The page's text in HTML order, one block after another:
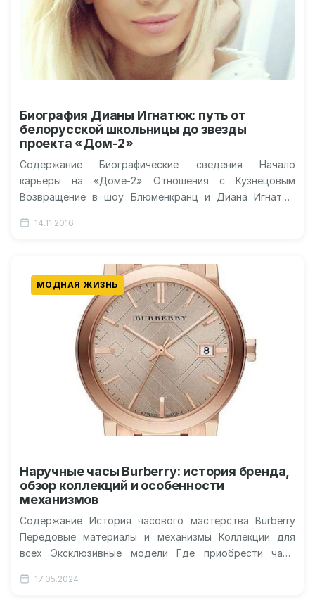
Биография Дианы Игнатюк: путь от
белорусской школьницы до звезды
проекта «Дом-2»
Содержание Биографические сведения Начало
карьеры на «Доме-2» Отношения с Кузнецовым
Возвращение в шоу Блюменкранц и Диана Игнатюк
14.11.2016
МОДНАЯ ЖИЗНЬ
Наручные часы Burberry: история бренда,
обзор коллекций и особенности
механизмов
Содержание История часового мастерства Burberry
Передовые материалы и механизмы Коллекции для
всех Эксклюзивные модели Где приобрести часы
стиль на…
17.05.2024